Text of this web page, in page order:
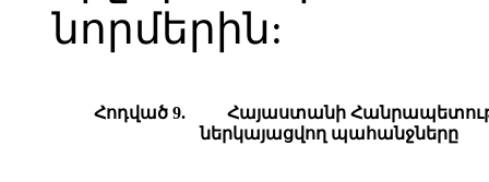
նորմերին:
Հոդված 9. Հայաստանի Հ
ներկայացվող պահանջները